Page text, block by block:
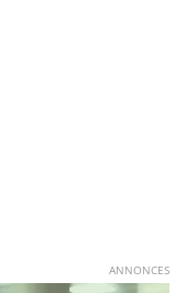
ANNONCES